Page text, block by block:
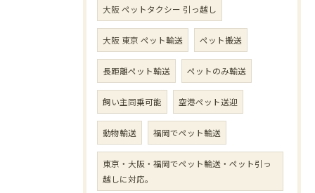
大阪 ペットタクシー 引っ越し
大阪 東京 ペット輸送 ペット搬送
長距離ペット輸送 ペットのみ輸送
飼い主同乗可能 空港ペット送迎
動物輸送 福岡でペット輸送
東京・大阪・福岡でペット輸送・ペット引っ
越しに対応。